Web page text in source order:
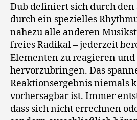
Dub definiert sich durch
durch ein spezielles
nahezu alle anderen
freies Radikal – jederzeit
Elementen zu reagieren und
hervorzubringen. Das
Reaktionsergebnis niemals
vorhersagbar ist. Immer
dass sich nicht errechnen